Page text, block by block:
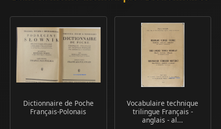
Dictionnaire de Poche
Français-Polonais
Vocabulaire technique
trilingue Français -
anglais - al...